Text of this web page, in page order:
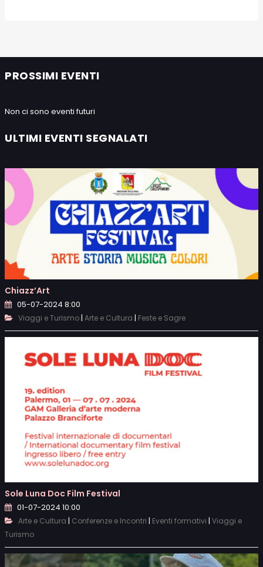
PROSSIMI EVENTI
Non ci sono eventi futuri
ULTIMI EVENTI SEGNALATI
Chiazz’Art
05-07-2024 8:00
Viaggi e Turismo| Arte e Cultura | Feste e Sagre
Sole Luna Doc Film Festival
01-07-2024 10:00
Arte e Cultura | Conferenze e Incontri | Eventi formativi | Viaggi e
Turismo